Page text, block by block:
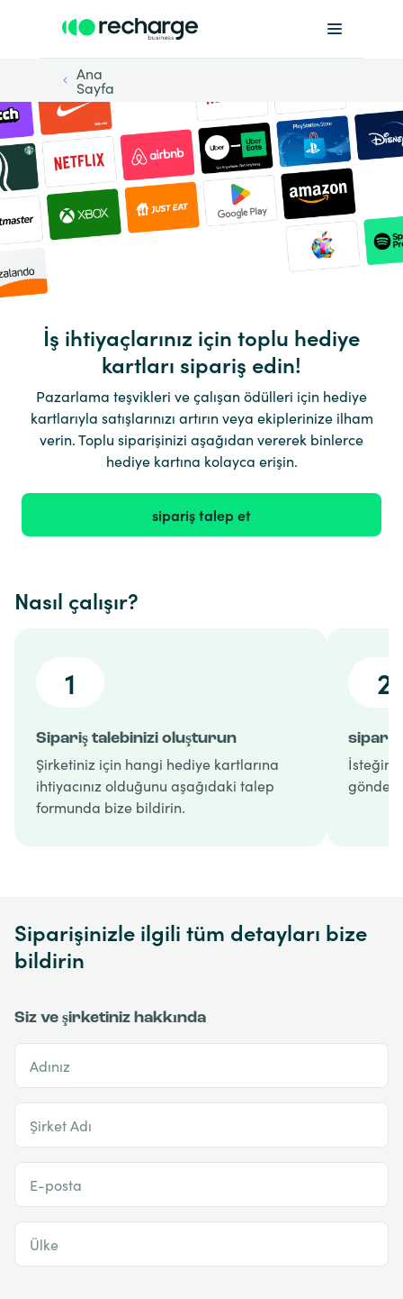
Ana
Sayfa
İş ihtiyaçlarınız için toplu hediye
kartları sipariş edin!
Pazarlama teşvikleri ve çalışan ödülleri için hediye
kartlarıyla satışlarınızı artırın veya ekiplerinize ilham
verin. Toplu siparişinizi aşağıdan vererek binlerce
hediye kartına kolayca erişin.
sipariş talep et
Nasıl çalışır?
1
Sipariş talebinizi oluşturun
Şirketiniz için hangi hediye kartlarına
ihtiyacınız olduğunu aşağıdaki talep
formunda bize bildirin.
2
Siparişinizle ilgili tüm detayları bize
bildirin
Siz ve şirketiniz hakkında
Adınız
Şirket Adı
E-posta
Ülke